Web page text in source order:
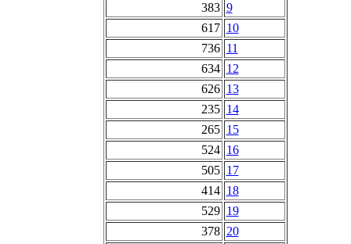
383 9
617 10
736 11
634 12
626 13
235 14
265 15
524 16
505 17
414 18
529 19
378 20